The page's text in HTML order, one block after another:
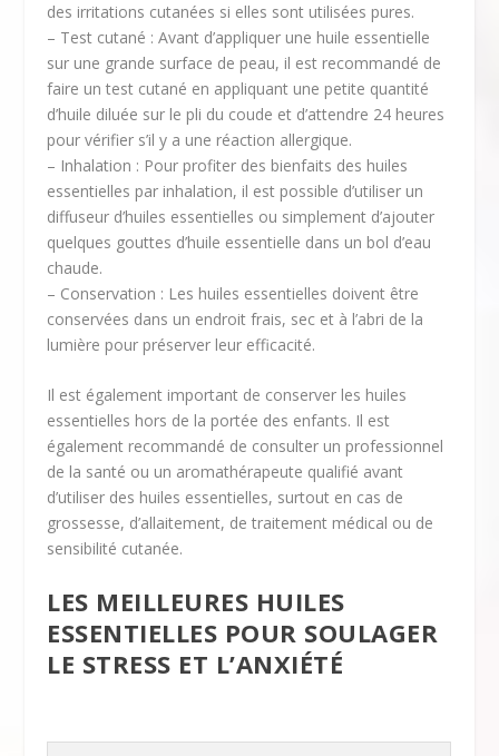
des irritations cutanées si elles sont utilisées pures.
– Test cutané : Avant d’appliquer une huile essentielle
sur une grande surface de peau, il est recommandé de
faire un test cutané en appliquant une petite quantité
d’huile diluée sur le pli du coude et d’attendre 24 heures
pour vérifier s’il y a une réaction allergique.
– Inhalation : Pour profiter des bienfaits des huiles
essentielles par inhalation, il est possible d’utiliser un
diffuseur d’huiles essentielles ou simplement d’ajouter
quelques gouttes d’huile essentielle dans un bol d’eau
chaude.
– Conservation : Les huiles essentielles doivent être
conservées dans un endroit frais, sec et à l’abri de la
lumière pour préserver leur efficacité.
Il est également important de conserver les huiles
essentielles hors de la portée des enfants. Il est
également recommandé de consulter un professionnel
de la santé ou un aromathérapeute qualifié avant
d’utiliser des huiles essentielles, surtout en cas de
grossesse, d’allaitement, de traitement médical ou de
sensibilité cutanée.
LES MEILLEURES HUILES
ESSENTIELLES POUR SOULAGER
LE STRESS ET L’ANXIÉTÉ